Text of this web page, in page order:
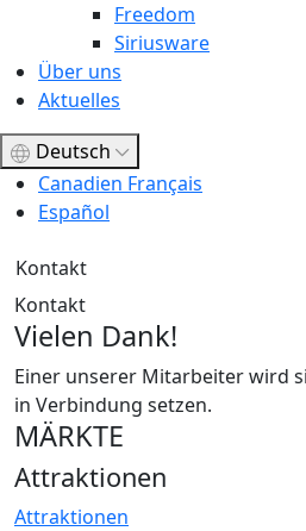
Freedom
Siriusware
Über uns
Aktuelles
Deutsch
Canadien Français
Español
Kontakt
Kontakt
Vielen Dank!
Einer unserer Mitarbeiter wird
in Verbindung setzen.
MÄRKTE
Attraktionen
Attraktionen